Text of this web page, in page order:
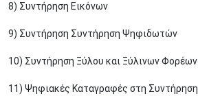
8) Συντήρηση Εικόνων
9) Συντήρηση Συντήρηση Ψηφιδωτών
10) Συντήρηση Ξύλου και Ξύλινων Φορέων
11) Ψηφιακές Καταγραφές στη Συντήρηση